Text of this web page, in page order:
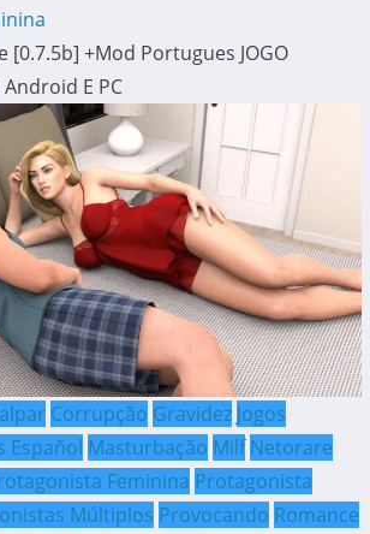
[0.7.5b] +Mod Portugues JOGO
E PC
Corrupção Gravidez Jogos
Español Masturbação Milf Netorare
Feminina Protagonista
Múltiplos Provocando Romance